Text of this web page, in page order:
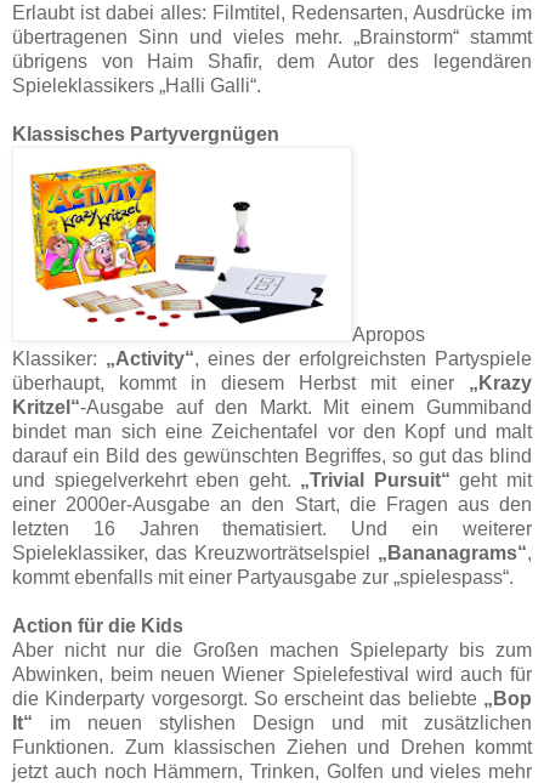
Erlaubt ist dabei alles: Filmtitel, Redensarten, Ausdrücke im
übertragenen Sinn und vieles mehr. „Brainstorm“ stammt
übrigens von Haim Shafir, dem Autor des legendären
Spieleklassikers „Halli Galli“.
Klassisches Partyvergnügen
Apropos
Klassiker: „Activity“, eines der erfolgreichsten Partyspiele
überhaupt, kommt in diesem Herbst mit einer „Krazy
Kritzel“-Ausgabe auf den Markt. Mit einem Gummiband
bindet man sich eine Zeichentafel vor den Kopf und malt
darauf ein Bild des gewünschten Begriffes, so gut das blind
und spiegelverkehrt eben geht. „Trivial Pursuit“ geht mit
einer 2000er-Ausgabe an den Start, die Fragen aus den
letzten 16 Jahren thematisiert. Und ein weiterer
Spieleklassiker, das Kreuzworträtselspiel „Bananagrams“,
kommt ebenfalls mit einer Partyausgabe zur „spielespass“.
Action für die Kids
Aber nicht nur die Großen machen Spieleparty bis zum
Abwinken, beim neuen Wiener Spielefestival wird auch für
die Kinderparty vorgesorgt. So erscheint das beliebte „Bop
It“ im neuen stylishen Design und mit zusätzlichen
Funktionen. Zum klassischen Ziehen und Drehen kommt
jetzt auch noch Hämmern, Trinken, Golfen und vieles mehr